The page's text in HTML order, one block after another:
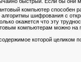
компьютер способен
алгоритмы шифрования с
окажется что эту
компьютерам можно на
которой целиком